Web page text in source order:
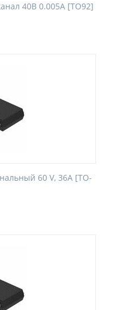
40В 0.005А [TO92]
60 V, 36A [TO-